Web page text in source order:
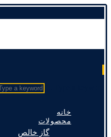
خانه
محصولات
گاز خالص